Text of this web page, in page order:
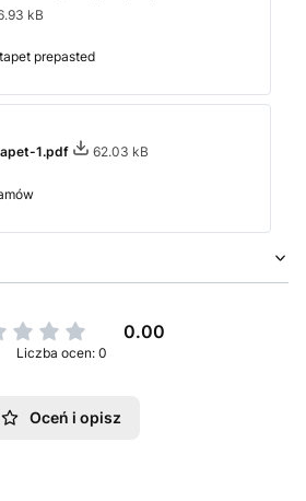
kB
prepasted
1.pdf 62.03 kB
0.00
Liczba ocen: 0
Oceń i opisz